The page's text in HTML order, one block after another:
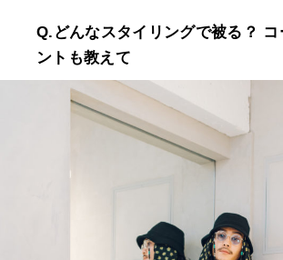
Q.どんなスタイリングで被る？ コ
ントも教えて